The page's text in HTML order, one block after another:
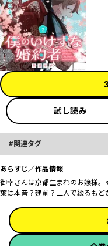
試し読み
関連タグ
あらすじ／作品情報
御幸さんは京都生まれのお嬢様
葉は本音？建前？二人で綴るもど